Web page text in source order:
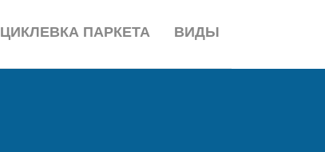
ВИДЫ
ЦИКЛЕВКА ПАРКЕТА